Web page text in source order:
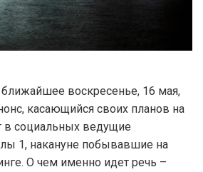
воскресенье, 16 мая,
касающийся своих планов на
социальных ведущие
1, накануне побывавшие на
О чем именно идет речь –